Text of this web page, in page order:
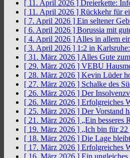
[ 11. April 2026 ] Dreierkette:
[ 11. April 2026 ] Rückkehr für
[ 7. April 2026 ] Ein seltener
[ 6. April 2026 ] Borussia mit
[ 4. April 2026 ] Alles in allem
[ 3. April 2026 ] 1:2 in
[ 31. März 2026 ] Alles Gute
[ 29. März 2026 ] VEBU
[ 28. März 2026 ] Kevin Lüder
[ 27. März 2026 ] Schalke des
[ 26. März 2026 ] Der
[ 26. März 2026 ] Erfolgreiches
[ 25. März 2026 ] Der Vorstand
[ 21. März 2026 ] „Ein besseres
[ 19. März 2026 ] „Ich bin für 22
[ 18. März 2026 ] Die Lage
[ 17. März 2026 ] Erfolgreiches
[ 16. März 2026 ] Ein